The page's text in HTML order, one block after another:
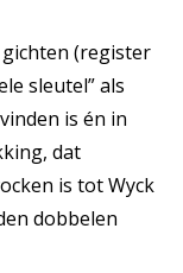
gichten (register
sleutel” als
is én in
dat
is tot Wyck
dobbelen